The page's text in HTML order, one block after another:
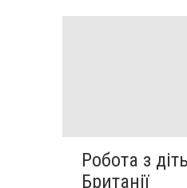
Робота з
Британії